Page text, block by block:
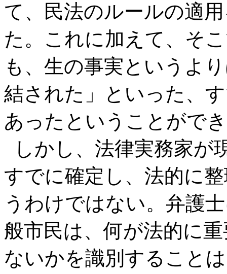
て、民法のルールの適
た。これに加えて、そ
も、生の事実というよ
結された」といった、
あったということがで
しかし、法律実務家が
すでに確定し、法的に
うわけではない。弁護
般市民は、何が法的に
ないかを識別すること